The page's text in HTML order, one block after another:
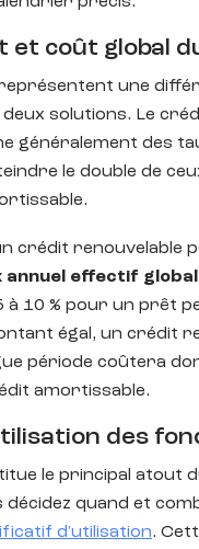
et coût global
une
solutions. Le
généralement des
le double de
crédit renouvelable
annuel effectif global
à 10 % pour un prêt
égal, un crédit
période coûtera
amortissable.
des
le principal atout
décidez quand et
d'utilisation.